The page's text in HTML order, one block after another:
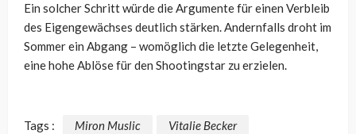
Ein solcher Schritt würde die Argumente für einen Verbleib
des Eigengewächses deutlich stärken. Andernfalls droht im
Sommer ein Abgang – womöglich die letzte Gelegenheit,
eine hohe Ablöse für den Shootingstar zu erzielen.
Tags : Miron Muslic Vitalie Becker